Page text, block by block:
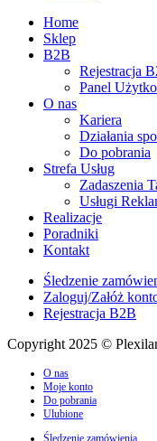
Home
Sklep
B2B
Rejestracja
Panel
O nas
Kariera
Działania
Do pobrania
Strefa Usług
Zadaszenia
Usługi
Realizacje
Poradniki
Kontakt
Śledzenie
Zaloguj/Załóż
Rejestracja B2B
Copyright 2025 ©
O nas
Moje konto
Do pobrania
Ulubione
Śledzenie zamówienia